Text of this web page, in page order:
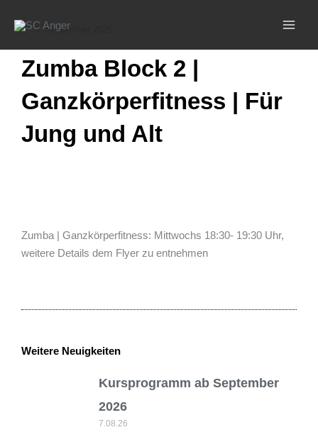
Inhalt
springen
3. September 2025
Zumba Block 2 |
Ganzkörperfitness | Für
Jung und Alt
Zumba | Ganzkörperfitness: Mittwochs 18:30- 19:30 Uhr,
weitere Details dem Flyer zu entnehmen
Weitere Neuigkeiten
Kursprogramm ab September
2026
7.08.26